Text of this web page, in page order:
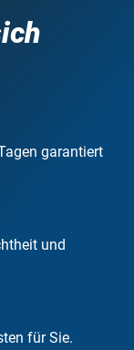
garantiert
und
für Sie.